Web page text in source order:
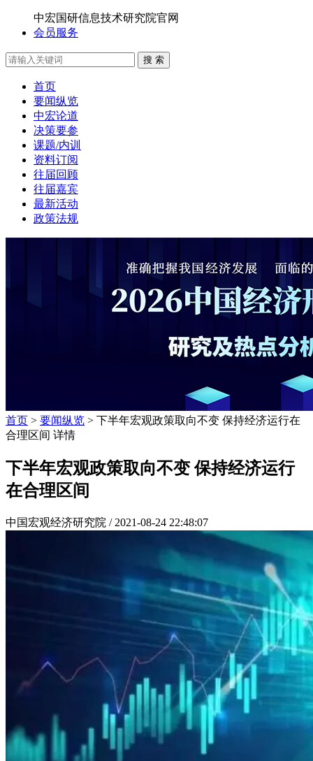
中宏国研信息技术研究院官网
会员服务
搜 索
首页
要闻纵览
中宏论道
决策要参
课题/内训
资料订阅
往届回顾
往届嘉宾
最新活动
政策法规
首页 > 要闻纵览 > 下半年宏观政策取向不变 保持经济运行在
合理区间 详情
下半年宏观政策取向不变 保持经济运行
在合理区间
中国宏观经济研究院 / 2021-08-24 22:48:07